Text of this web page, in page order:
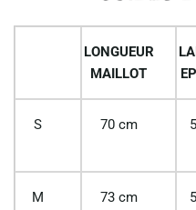
LONGUEUR
MAILLOT
S 70 cm
M 73 cm